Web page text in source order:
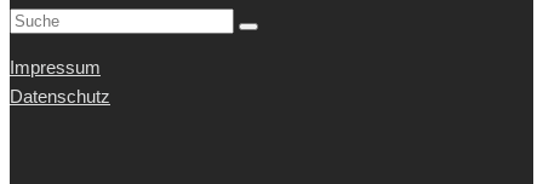
Impressum
Datenschutz